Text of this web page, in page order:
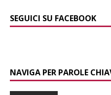
SEGUICI SU FACEBOOK
NAVIGA PER PAROLE